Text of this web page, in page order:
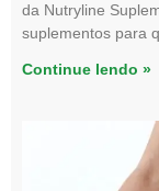
da Nutryline
suplementos para
Continue lendo »